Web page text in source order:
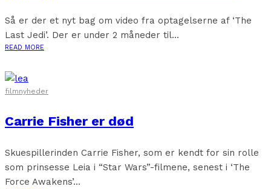
Så er der et nyt bag om video fra optagelserne af ‘The
Last Jedi’. Der er under 2 måneder til...
READ MORE
filmnyheder
Carrie Fisher er død
Skuespillerinden Carrie Fisher, som er kendt for sin rolle
som prinsesse Leia i “Star Wars”-filmene, senest i ‘The
Force Awakens’...